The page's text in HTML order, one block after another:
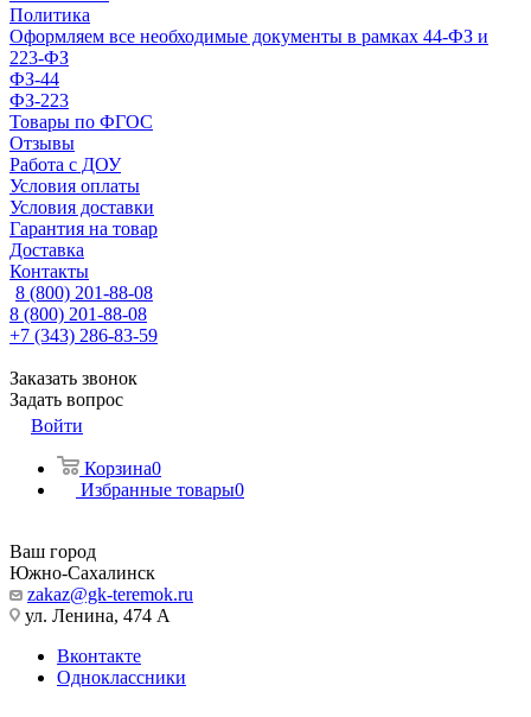
Политика
Оформляем все необходимые документы в рамках 44-ФЗ и
223-ФЗ
ФЗ-44
ФЗ-223
Товары по ФГОС
Отзывы
Работа с ДОУ
Условия оплаты
Условия доставки
Гарантия на товар
Доставка
Контакты
8 (800) 201-88-08
8 (800) 201-88-08
+7 (343) 286-83-59
Заказать звонок
Задать вопрос
Войти
Корзина0
Избранные товары0
Ваш город
Южно-Сахалинск
zakaz@gk-teremok.ru
ул. Ленина, 474 А
Вконтакте
Одноклассники